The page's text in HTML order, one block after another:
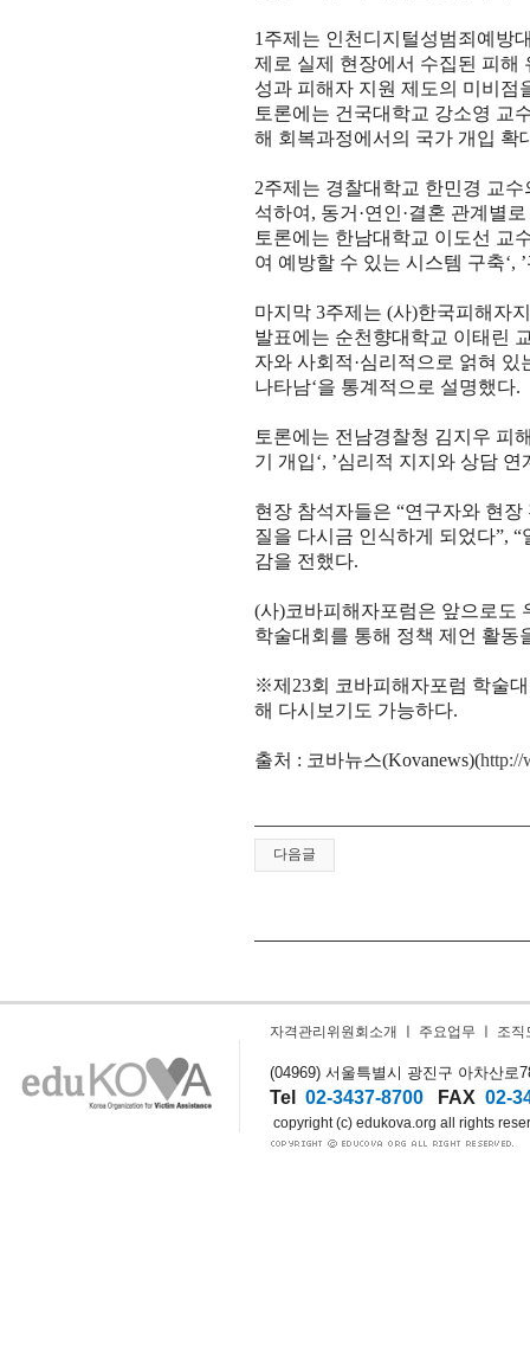
1 주제는 인천디지털성범죄예방
제로 실제 현장에서 수집된 피해
성과 피해자 지원 제도의 미비점
토론에는 건국대학교 강소영 교
해 회복과정에서의 국가 개입 확
2주제는 경찰대학교 한민경 교
석하여 , 동거 ·연인·결혼 관계별
토론에는 한남대학교 이도선 교
여 예방할 수 있는 시스템 구축‘, ’
마지막 3주제는 (사)한국피해자
발표에는 순천향대학교 이태린
자와 사회적·심리적으로 얽혀 있
나타남‘을 통계적으로 설명했다.
토론에는 전남경찰청 김지우 피
기 개입‘, ’심리적 지지와 상담 연
현장 참석자들은 “연구자와 현장
질을 다시금 인식하게 되었다”, “
감을 전했다.
(사)코바피해자포럼은 앞으로도
학술대회를 통해 정책 제언 활동
※제 23회 코바피해자포럼 학술
해 다시보기도 가능하다.
출처 : 코바뉴스(Kovanews)(http://
다음글
자격관리위원회소개 주요업무 조직
(04969) 서울특별시 광진구 아차산로
Tel 02-3437-8700 FAX 02-
copyright (c) edukova.org all rights